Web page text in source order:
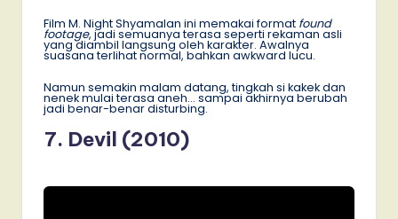
Film M. Night Shyamalan ini memakai format found
footage, jadi semuanya terasa seperti rekaman asli
yang diambil langsung oleh karakter. Awalnya
suasana terlihat normal, bahkan awkward lucu.
Namun semakin malam datang, tingkah si kakek dan
nenek mulai terasa aneh… sampai akhirnya berubah
jadi benar-benar disturbing.
7. Devil (2010)